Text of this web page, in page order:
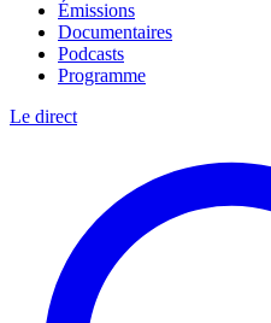
Émissions
Documentaires
Podcasts
Programme
Le direct